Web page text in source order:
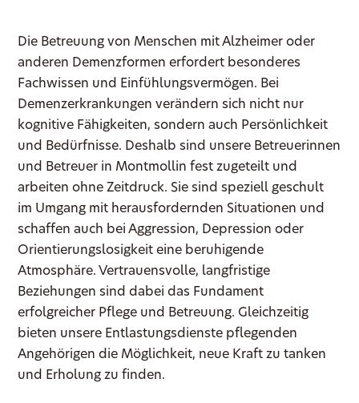
Die Betreuung von Menschen mit Alzheimer oder
anderen Demenzformen erfordert besonderes
Fachwissen und Einfühlungsvermögen. Bei
Demenzerkrankungen verändern sich nicht nur
kognitive Fähigkeiten, sondern auch Persönlichkeit
und Bedürfnisse. Deshalb sind unsere Betreuerinnen
und Betreuer in Montmollin fest zugeteilt und
arbeiten ohne Zeitdruck. Sie sind speziell geschult
im Umgang mit herausfordernden Situationen und
schaffen auch bei Aggression, Depression oder
Orientierungslosigkeit eine beruhigende
Atmosphäre. Vertrauensvolle, langfristige
Beziehungen sind dabei das Fundament
erfolgreicher Pflege und Betreuung. Gleichzeitig
bieten unsere Entlastungsdienste pflegenden
Angehörigen die Möglichkeit, neue Kraft zu tanken
und Erholung zu finden.